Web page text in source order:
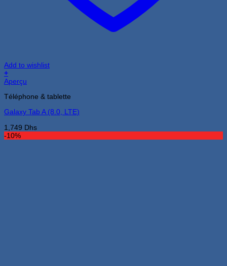
Add to wishlist
+
Aperçu
Téléphone & tablette
Galaxy Tab A (8.0, LTE)
1,749 Dhs
-10%